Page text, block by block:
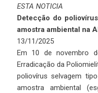
ESTA NOTICIA
Detecção do
amostra ambiental na
13/11/2025
Em 10 de novembro
Erradicação da
poliovírus selvagem
amostra ambiental